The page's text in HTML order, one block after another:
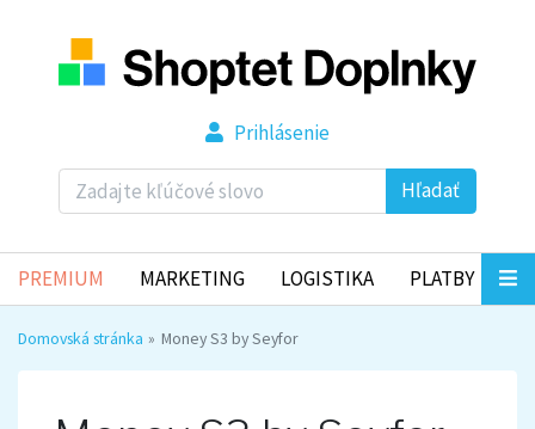
Hľadať
Prihlásenie
PREMIUM MARKETING LOGISTIKA PLATBY
Domovská stránka Money S3 by Seyfor